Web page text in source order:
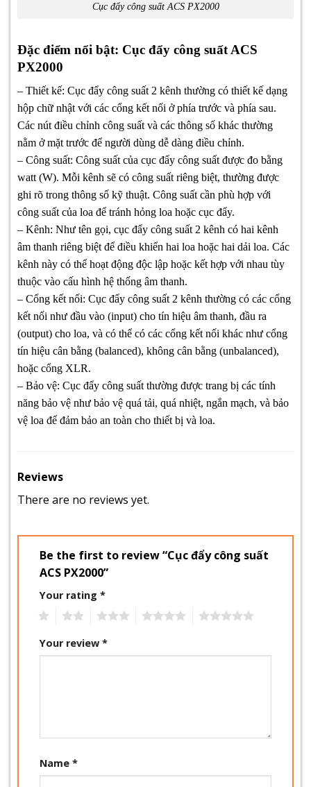
Cục đẩy công suất ACS PX2000
Đặc điểm nổi bật: Cục đẩy công suất ACS
PX2000
– Thiết kế: Cục đẩy công suất 2 kênh thường có thiết kế dạng
hộp chữ nhật với các cổng kết nối ở phía trước và phía sau.
Các nút điều chỉnh công suất và các thông số khác thường
nằm ở mặt trước để người dùng dễ dàng điều chỉnh.
– Công suất: Công suất của cục đẩy công suất được đo bằng
watt (W). Mỗi kênh sẽ có công suất riêng biệt, thường được
ghi rõ trong thông số kỹ thuật. Công suất cần phù hợp với
công suất của loa để tránh hỏng loa hoặc cục đẩy.
– Kênh: Như tên gọi, cục đẩy công suất 2 kênh có hai kênh
âm thanh riêng biệt để điều khiển hai loa hoặc hai dải loa. Các
kênh này có thể hoạt động độc lập hoặc kết hợp với nhau tùy
thuộc vào cấu hình hệ thống âm thanh.
– Cổng kết nối: Cục đẩy công suất 2 kênh thường có các cổng
kết nối như đầu vào (input) cho tín hiệu âm thanh, đầu ra
(output) cho loa, và có thể có các cổng kết nối khác như cổng
tín hiệu cân bằng (balanced), không cân bằng (unbalanced),
hoặc cổng XLR.
– Bảo vệ: Cục đẩy công suất thường được trang bị các tính
năng bảo vệ như bảo vệ quá tải, quá nhiệt, ngắn mạch, và bảo
vệ loa để đảm bảo an toàn cho thiết bị và loa.
Reviews
There are no reviews yet.
Be the first to review “Cục đẩy công suất
ACS PX2000”
Your rating *
Your review *
Name *